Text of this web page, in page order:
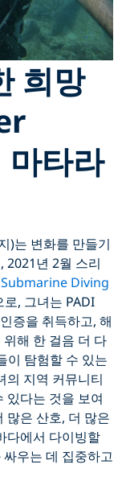
희망
타라
)는 변화를 만들기
2021년 2월 스리
Submarine Diving
로, 그녀는 PADI
증을 취득하고, 해
해 한 걸음 더 다
이 탐험할 수 있는
의 지역 커뮤니티
있다는 것을 보여
많은 산호, 더 많은
다에서 다이빙할
우는 데 집중하고